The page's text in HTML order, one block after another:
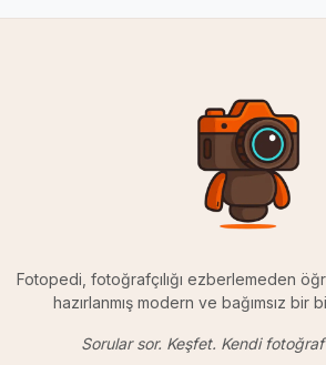
Fotopedi, fotoğrafçılığı ezberlemeden
hazırlanmış modern ve bağımsız bir
Sorular sor. Keşfet. Kendi